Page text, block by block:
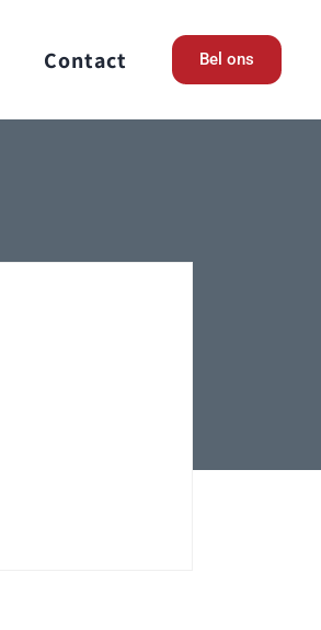
Contact Bel ons